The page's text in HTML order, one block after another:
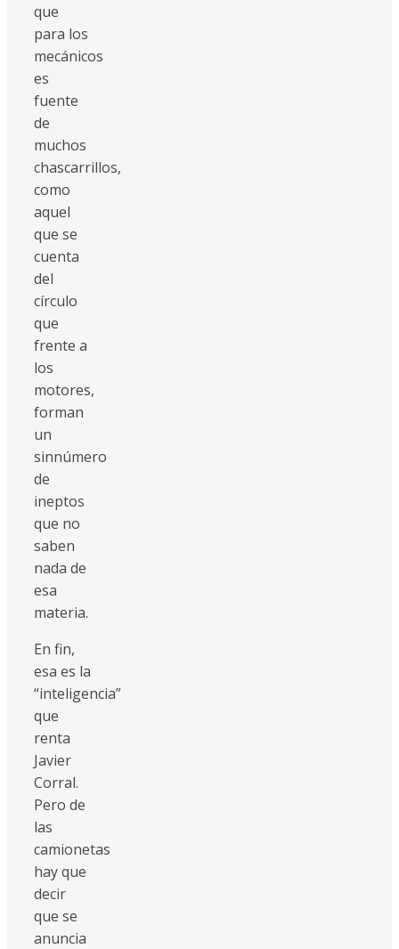
que
para los
mecánicos
es
fuente
de
muchos
chascarrillos,
como
aquel
que se
cuenta
del
círculo
que
frente a
los
motores,
forman
un
sinnúmero
de
ineptos
que no
saben
nada de
esa
materia.
En fin,
esa es la
“inteligencia”
que
renta
Javier
Corral.
Pero de
las
camionetas
hay que
decir
que se
anuncia